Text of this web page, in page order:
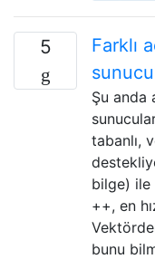
5
Farklı
Şu anda
tabanlı,
bilge) ile
++, en
bunu